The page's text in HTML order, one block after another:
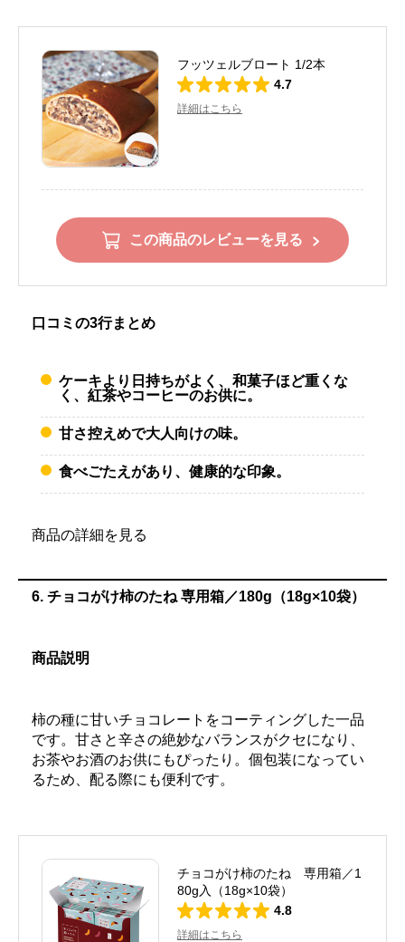
フッツェルブロート 1/2本
4.7
詳細はこちら
この商品のレビューを見る
口コミの3行まとめ
ケーキより日持ちがよく、和菓子ほど重くな
く、紅茶やコーヒーのお供に。
甘さ控えめで大人向けの味。
食べごたえがあり、健康的な印象。
商品の詳細を見る
6. チョコがけ柿のたね 専用箱／180g（18g×10袋）
商品説明
柿の種に甘いチョコレートをコーティングした一品
です。甘さと辛さの絶妙なバランスがクセになり、
お茶やお酒のお供にもぴったり。個包装になってい
るため、配る際にも便利です。
チョコがけ柿のたね 専用箱／1
80g入（18g×10袋）
4.8
詳細はこちら